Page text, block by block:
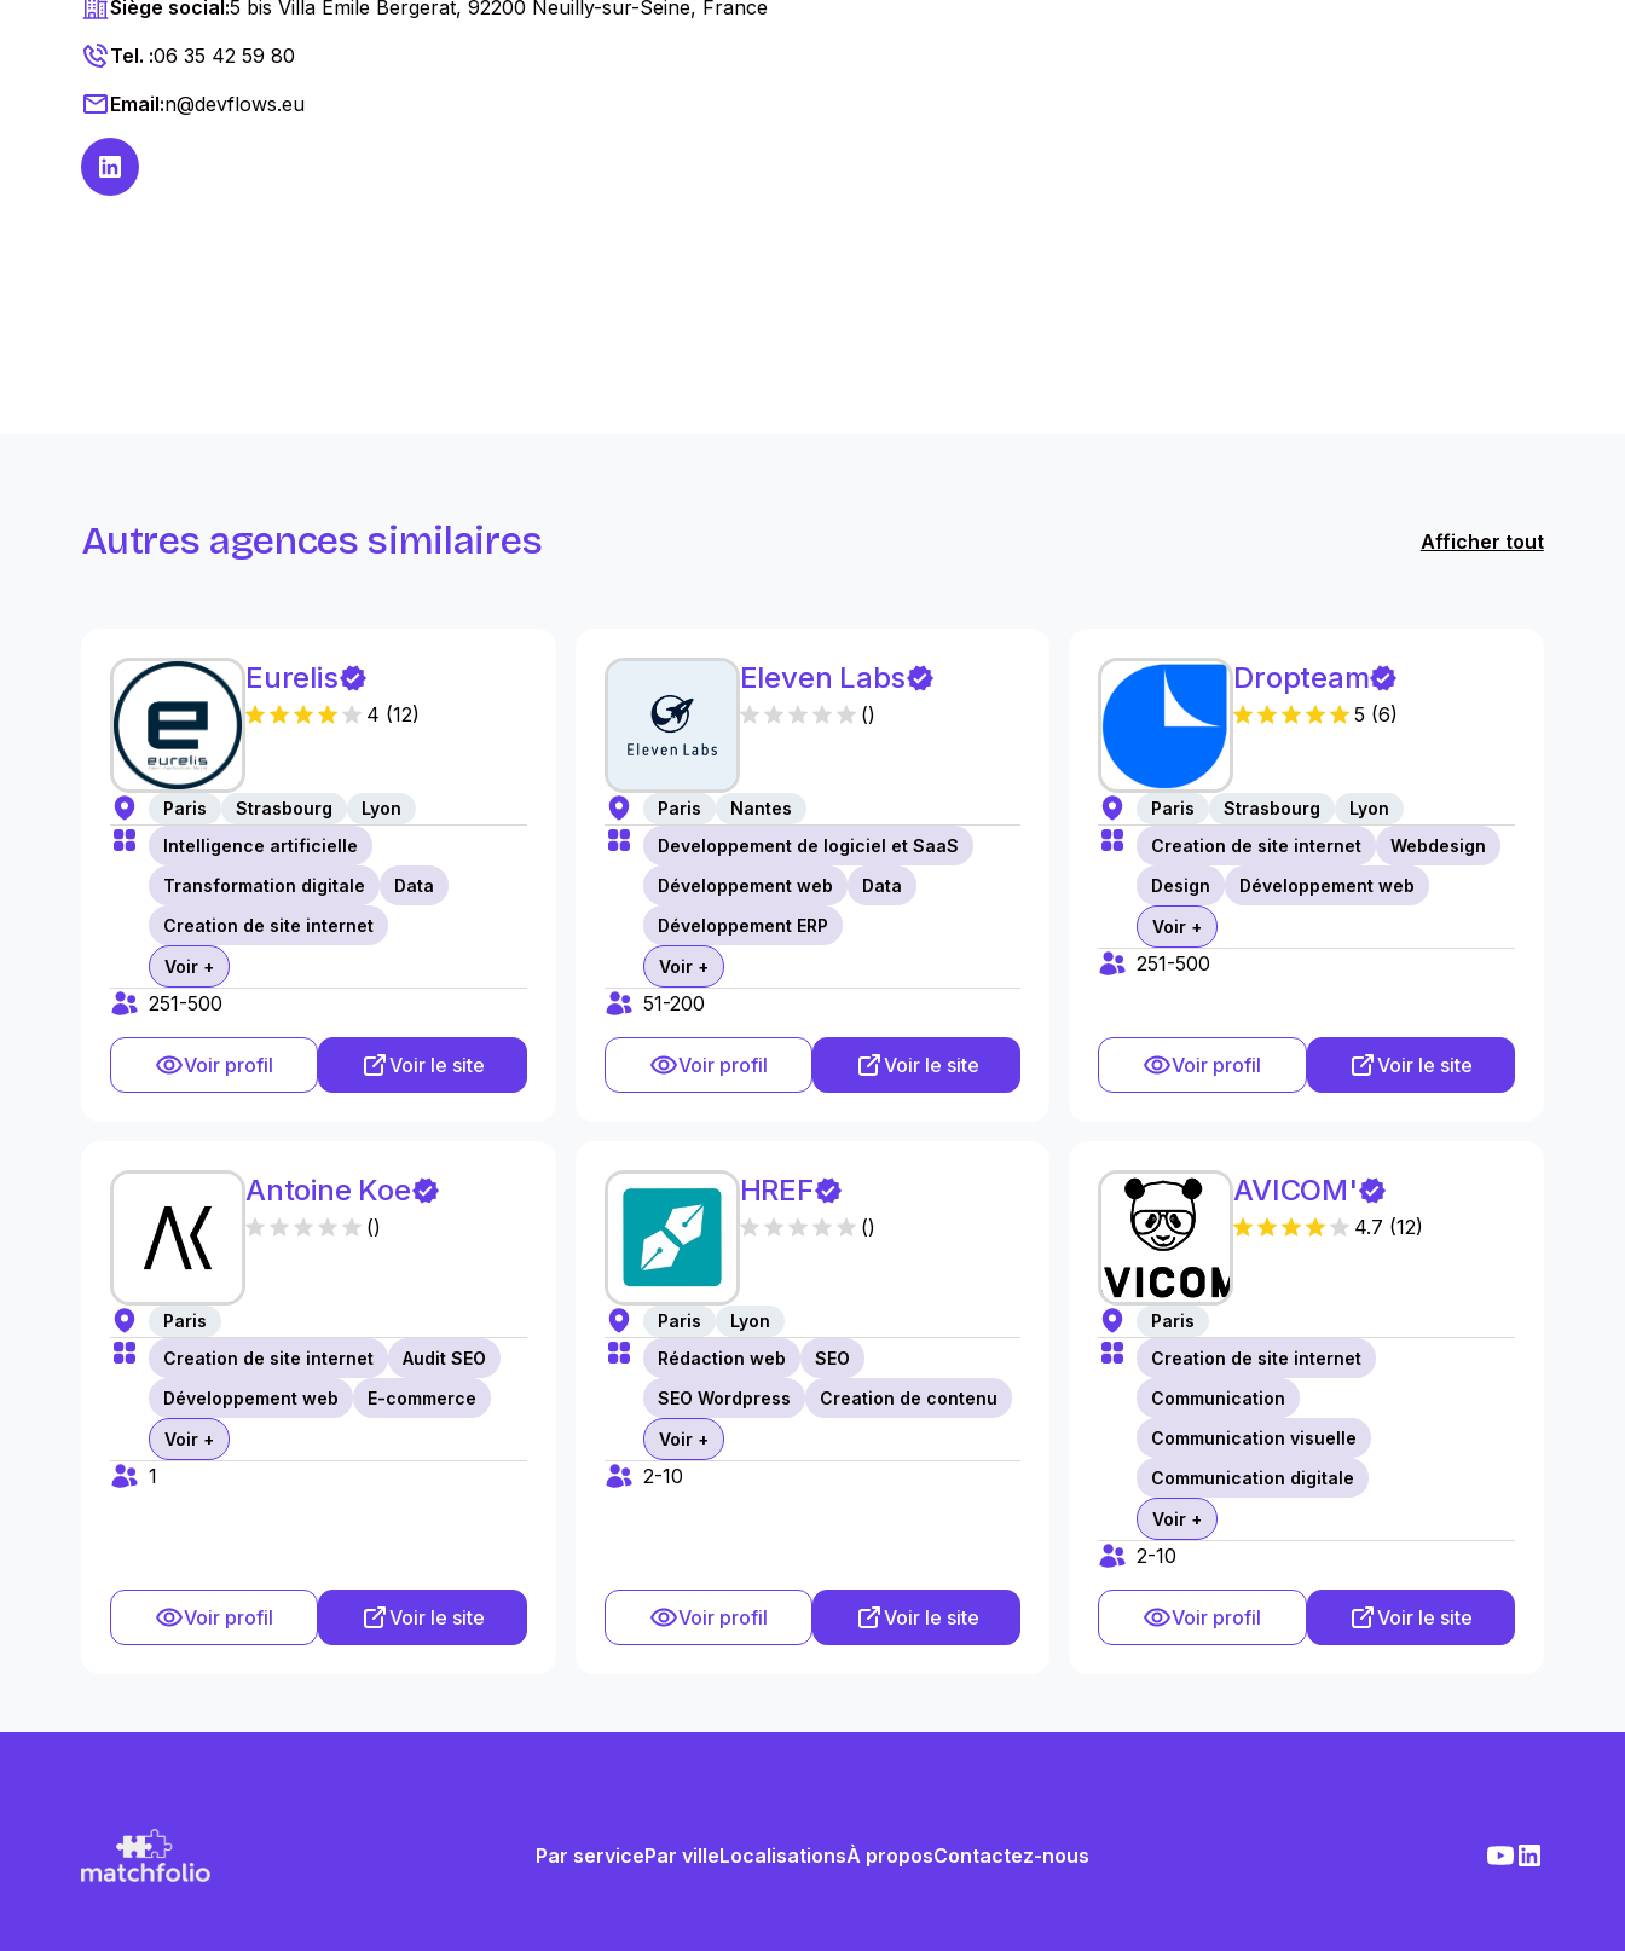
Siège social:5 bis Villa Emile Bergerat, 92200 Neuilly-sur-Seine, France
Tel. :06 35 42 59 80
Email:n@devflows.eu
Autres agences similaires Afficher tout
Eurelis
4 (12)
Paris Strasbourg
Lyon
Intelligence artificielle
Transformation digitale
Data
Creation de site internet
Voir +
251-500
Voir profil Voir le site
Eleven Labs
()
Paris
Nantes
Developpement de logiciel et SaaS
Développement web
Data
Développement ERP
Voir +
51-200
Voir profil Voir le site
Dropteam
5 (6)
Paris Strasbourg
Lyon
Creation de site internet
Webdesign
Design
Développement web
Voir +
251-500
Voir profil Voir le site
Antoine Koe
()
Paris
Creation de site internet
Audit SEO
Développement web
E-commerce
Voir +
1
Voir profil Voir le site
HREF
()
Paris
Lyon
Rédaction web
SEO
SEO Wordpress
Creation de contenu
Voir +
2-10
Voir profil Voir le site
AVICOM'
4.7 (12)
Paris
Creation de site internet
Communication
Communication visuelle
Communication digitale
Voir +
2-10
Voir profil Voir le site
Par servicePar villeLocalisationsÀ proposContactez-nous